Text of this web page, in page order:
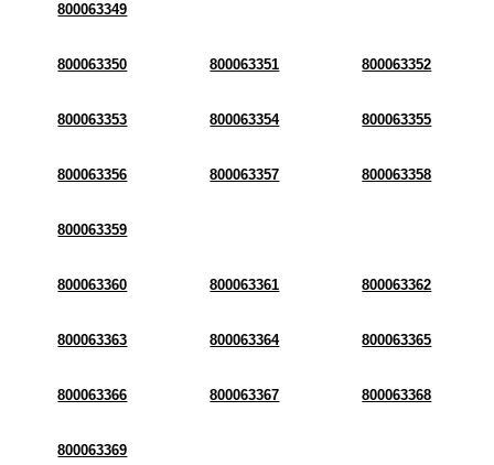
800063349
800063350 800063351 800063352
800063353 800063354 800063355
800063356 800063357 800063358
800063359
800063360 800063361 800063362
800063363 800063364 800063365
800063366 800063367 800063368
800063369